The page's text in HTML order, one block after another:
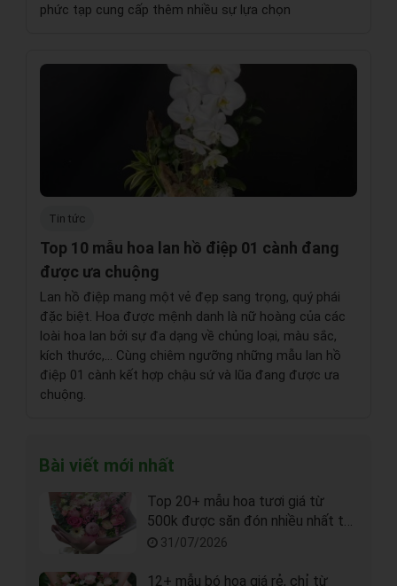
phức tạp cung cấp thêm nhiều sự lựa chọn
Tin tức
Top 10 mẫu hoa lan hồ điệp 01 cành đang
được ưa chuộng
Lan hồ điệp mang một vẻ đẹp sang trọng, quý phái
đặc biệt. Hoa được mệnh danh là nữ hoàng của các
loài hoa lan bởi sự đa dạng về chủng loại, màu sắc,
kích thước,… Cùng chiêm ngưỡng những mẫu lan hồ
điệp 01 cành kết hợp chậu sứ và lũa đang được ưa
chuộng.
Bài viết mới nhất
Top 20+ mẫu hoa tươi giá từ
500k được săn đón nhiều nhất tại
Sài Gòn
31/07/2026
12+ mẫu bó hoa giá rẻ, chỉ từ